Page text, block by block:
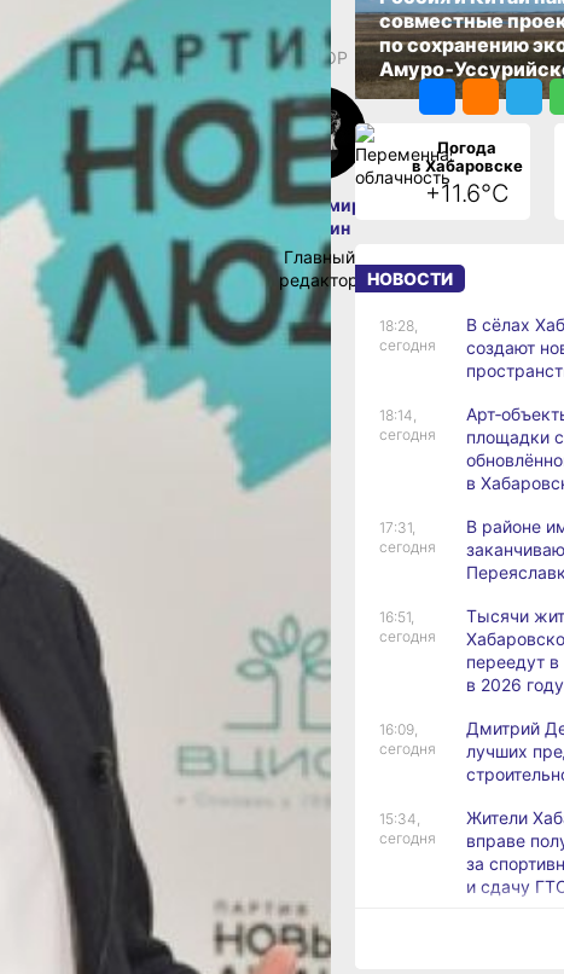
мнения
поддержку,
непарламентские
общественного
люди» Алексей
«Шансы непарламентских
2021 года». По прогнозу
барьер на выборах в
партии.
пятипроцентного
«Яблоко»
если прогноз
пятипроцентный
шанс преодолеть
парламентских партий.
директор Центра
новая политическая сила.
сторонников, а эти
— подчеркнул он.
партия, поддержка
Если в июне партию
в сентябре — уже 3,8%.
ещё выше, и он
голосования уровень
к партии, рейтинг
за кого голосовать.
людям : у вас есть
было обновление.
которая будет
получили в
в Хабаровском крае:
Хорошие рейтинги
Новосибирской,
федеральных
до 500 тысяч человек и в
АВТОР
Владимир
Мишин
Главный
редактор
совместные
по сохранению
Погода
в Хабаровске
+11.6°C
НОВОСТИ
18:28,
сегодня
В сёлах
создают
18:14,
сегодня
площадки
в
17:31,
сегодня
В районе
16:51,
сегодня
Тысячи
переедут
в 2026 году
16:09,
сегодня
Дмитрий
лучших
15:34,
сегодня
Жители
вправе
за
и сдачу
В